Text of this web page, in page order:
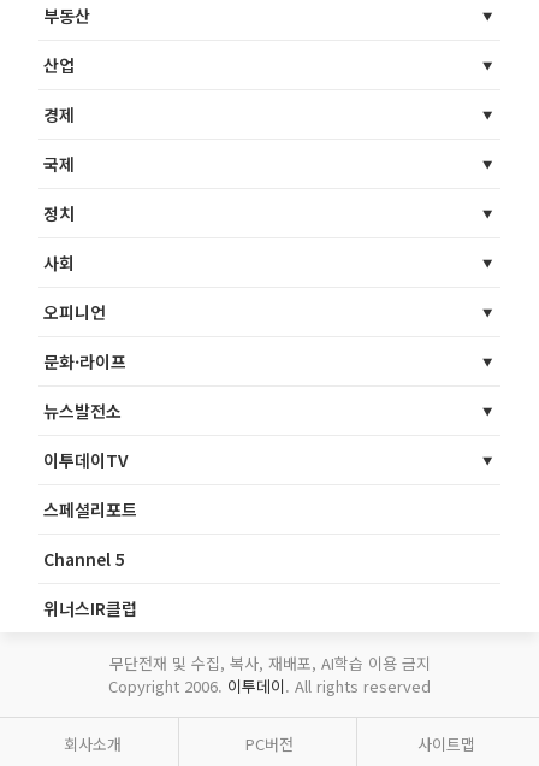
부동산
산업
경제
국제
정치
사회
오피니언
문화·라이프
뉴스발전소
이투데이TV
스페셜리포트
Channel 5
위너스IR클럽
무단전재 및 수집, 복사, 재배포, AI학습 이용 금지
Copyright 2006. 이투데이. All rights reserved
회사소개 PC버전 사이트맵